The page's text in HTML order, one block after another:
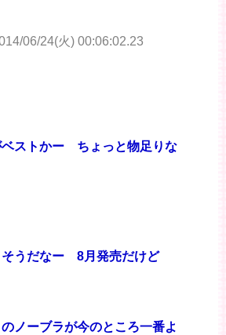
06/24(火) 00:06:02.23
ベストかー ちょっと物足りな
そうだなー 8月発売だけど
ノーブラが今のところ一番よ